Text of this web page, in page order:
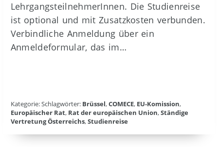
LehrgangsteilnehmerInnen. Die Studienreise
ist optional und mit Zusatzkosten verbunden.
Verbindliche Anmeldung über ein
Anmeldeformular, das im…
Kategorie: Schlagwörter: Brüssel,COMECE, EU-Komission,
Europäischer Rat, Rat der europäischen Union,Ständige
Vertretung Österreichs,Studienreise